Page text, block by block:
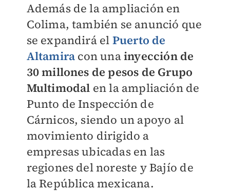
Además de la ampliación en
Colima, también se anunció que
se expandirá el Puerto de
Altamira con unainyección de
30 millones de pesos de Grupo
Multimodal en la ampliación de
Punto de Inspección de
Cárnicos, siendo un apoyo al
movimiento dirigido a
empresas ubicadas en las
regiones del noreste y Bajío de
la República mexicana.